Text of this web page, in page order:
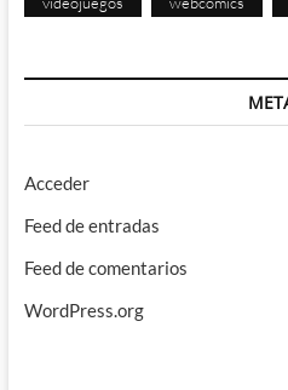
Acceder
Feed de entradas
Feed de comentarios
WordPress.org